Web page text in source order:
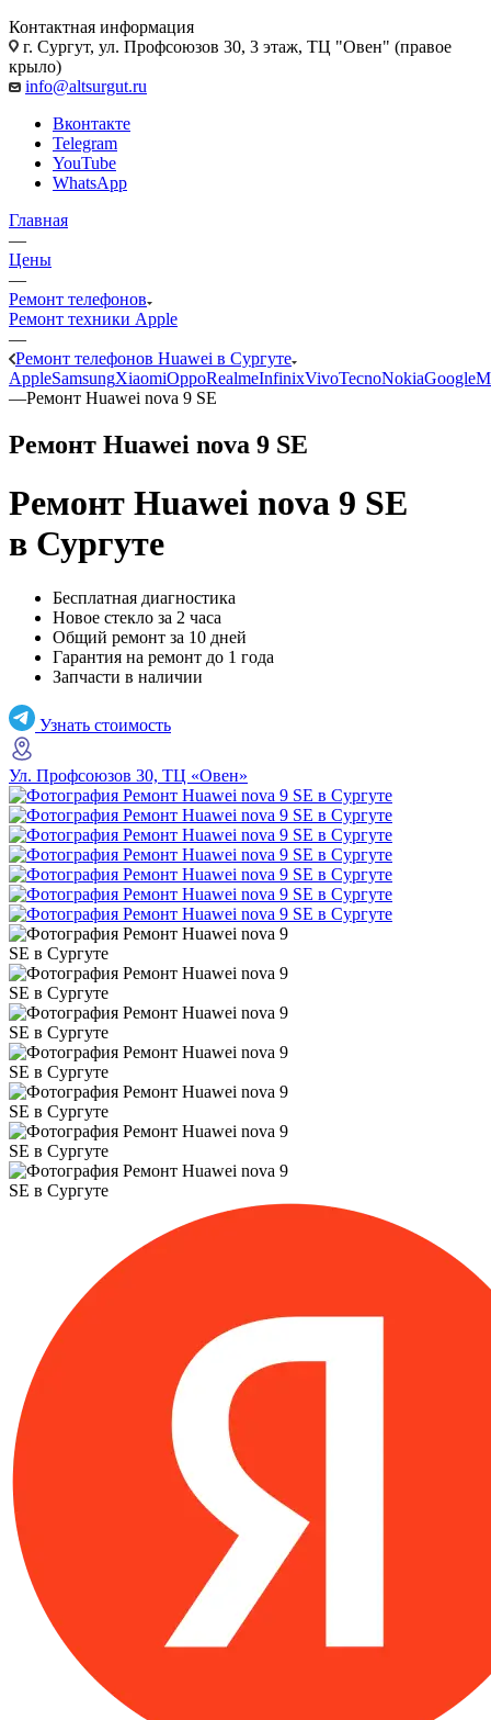
Контактная информация
г. Сургут, ул. Профсоюзов 30, 3 этаж, ТЦ "Овен" (правое
крыло)
info@altsurgut.ru
Вконтакте
Telegram
YouTube
WhatsApp
Главная
—
Цены
—
Ремонт телефонов
Ремонт техники Apple
—
Ремонт телефонов Huawei в Сургуте
AppleSamsungXiaomiOppoRealmeInfinixVivoTecnoNokiaGoogle
—Ремонт Huawei nova 9 SE
Ремонт Huawei nova 9 SE
Ремонт Huawei nova 9 SE
в Сургуте
Бесплатная диагностика
Новое стекло за 2 часа
Общий ремонт за 10 дней
Гарантия на ремонт до 1 года
Запчасти в наличии
Узнать стоимость
Ул. Профсоюзов 30, ТЦ «Овен»